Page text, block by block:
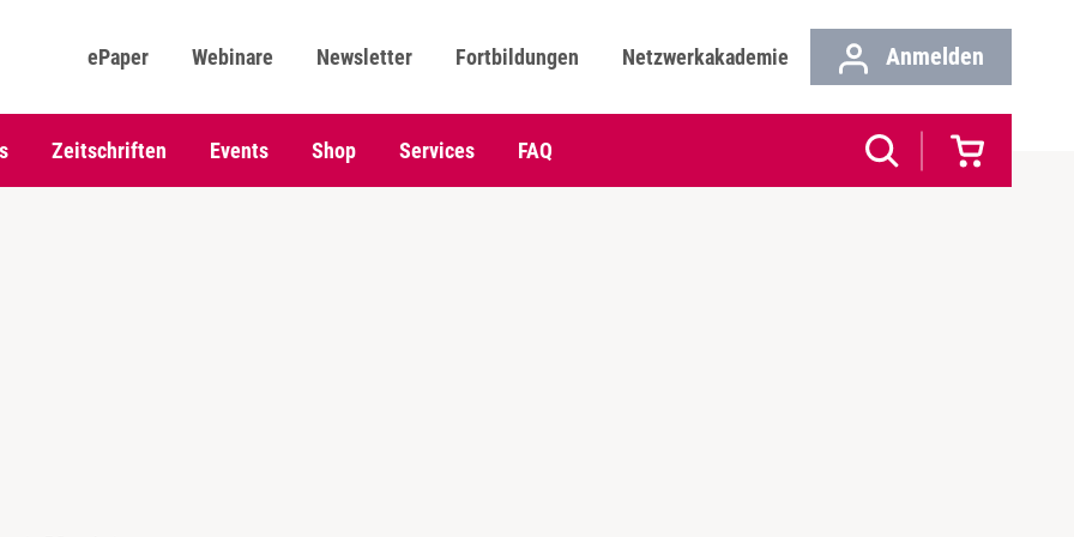
ePaper Webinare Newsletter Fortbildungen Netzwerkakademie Anmelden
Zeitschriften Events Shop Services FAQ